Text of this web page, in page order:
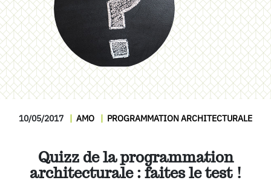
ZE LAB
CONTACT
10/05/2017 AMO PROGRAMMATION ARCHITECTURALE
Quizz de la programmation
architecturale : faites le test !